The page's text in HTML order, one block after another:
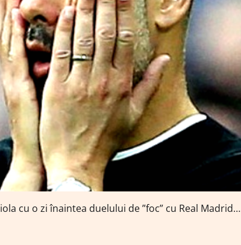
cu o zi înaintea duelului de ”foc” cu Real Madrid…